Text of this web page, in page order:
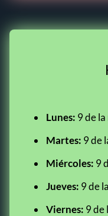
Lunes: 9 de
Martes: 9 de
Miércoles: 9
Jueves: 9 de
Viernes: 9 de